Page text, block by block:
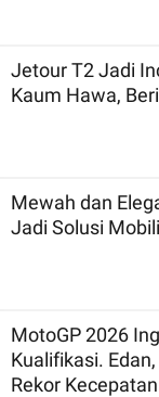
Jetour T2 Jadi
Kaum Hawa,
Mewah dan
Jadi Solusi
MotoGP 2026
Kualifikasi.
Rekor